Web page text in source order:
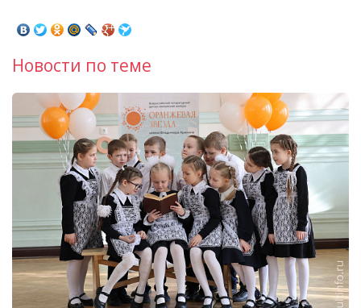
Новости по теме